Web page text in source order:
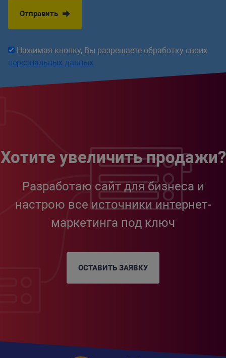
Отправить
Нажимая кнопку, Вы разрешаете обработку своих
персональных данных
Хотите увеличить продажи?
Разработаю сайт для бизнеса и
настрою все источники интернет-
маркетинга под ключ
ОСТАВИТЬ ЗАЯВКУ